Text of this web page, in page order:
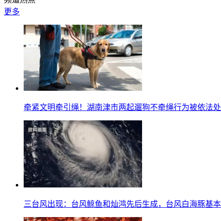
更多
牵紧文明牵引绳！湖南津市两起遛狗不牵绳行为被依法
三台风出现：台风鲸鱼和灿鸿先后生成，台风白海豚基